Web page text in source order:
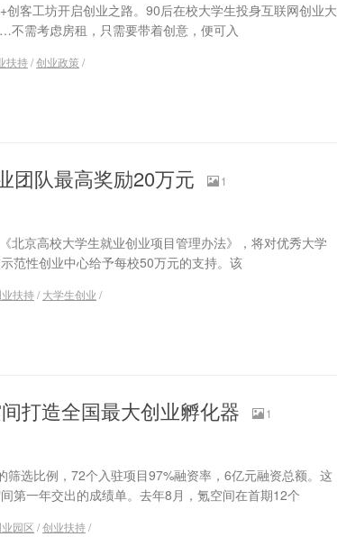
客工坊开启创业之路。90后在校大学生投身互联网创业大
需考虑房租，只需要带着创意，便可入
扶持/创业政策 /
团队最高奖励20万元
1
北京高校大学生就业创业项目管理办法》，将对优秀大学
范性创业中心给予每校50万元的支持。该
扶持/ 大学生创业 /
打造全国最大创业孵化器
1
选比例，72个入驻项目97%融资率，6亿元融资总额。这
第一年交出的成绩单。去年8月，氪空间在首期12个
园区 /创业扶持/